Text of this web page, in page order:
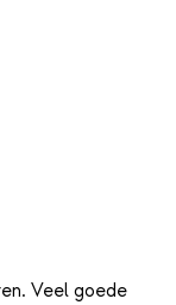
Veel goede